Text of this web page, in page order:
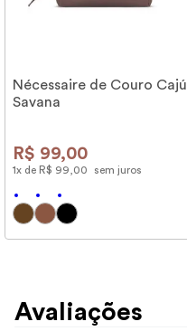
Nécessaire de Couro Cajú
Savana
R$ 99,00
1x de R$ 99 00 sem juros
Avaliações